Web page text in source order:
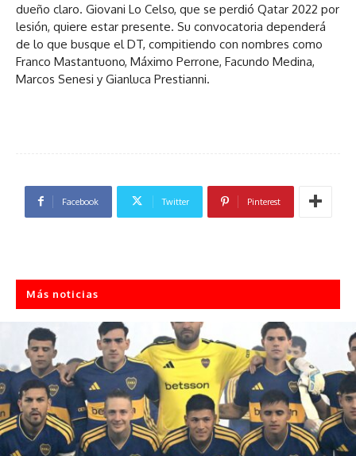
dueño claro. Giovani Lo Celso, que se perdió Qatar 2022 por
lesión, quiere estar presente. Su convocatoria dependerá
de lo que busque el DT, compitiendo con nombres como
Franco Mastantuono, Máximo Perrone, Facundo Medina,
Marcos Senesi y Gianluca Prestianni.
Facebook Twitter Pinterest
Más noticias